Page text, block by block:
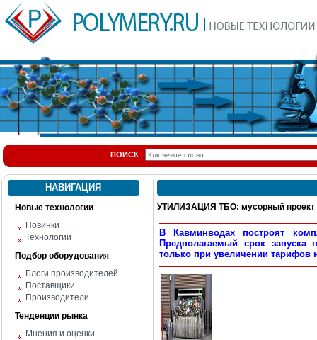
ПОИСК
НАВИГАЦИЯ
Новые технологии
Новинки
Технологии
Подбор оборудования
Блоги производителей
Поставщики
Производители
Тенденции рынка
Мнения и оценки
УТИЛИЗАЦИЯ ТБО: мусорный проект
В Кавминводах построят
Предполагаемый срок
только при увеличении тарифов